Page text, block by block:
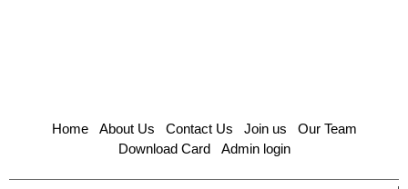
Home About Us Contact Us Join us
Our Team
Download Card
Admin login